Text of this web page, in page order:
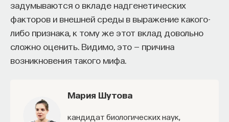
задумываются о вкладе надгенетических
факторов и внешней среды в выражение какого-
либо признака, к тому же этот вклад довольно
сложно оценить. Видимо, это — причина
возникновения такого мифа.
Мария Шутова
кандидат биологических наук,